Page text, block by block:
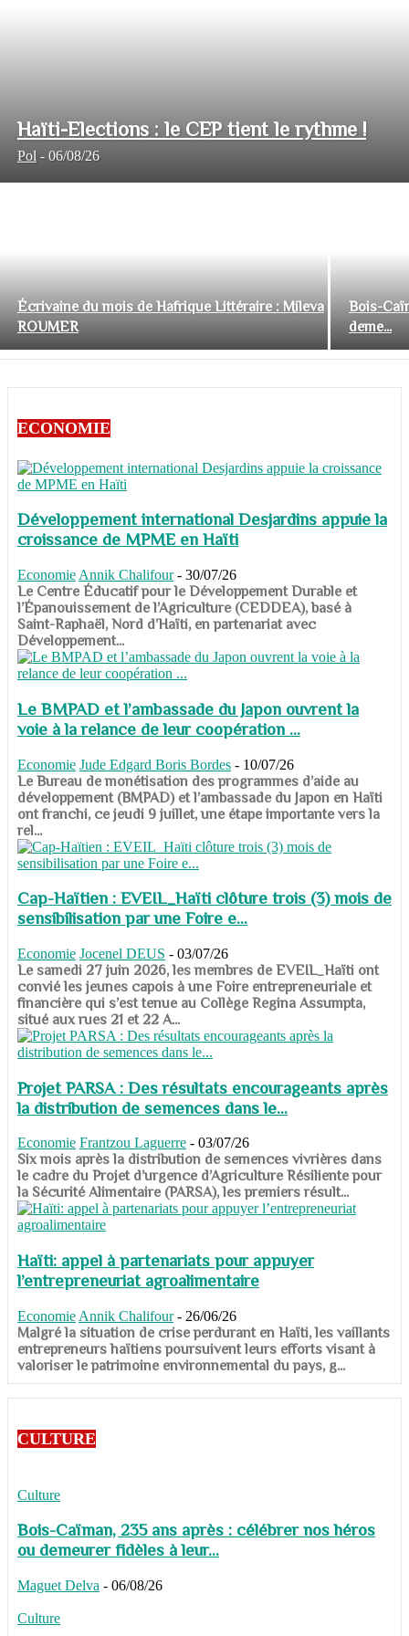
Haïti-Elections : le CEP tient le rythme !
Pol - 06/08/26
Écrivaine du mois de Hafrique Littéraire : Mileva
ROUMER
Bois-
deme...
ECONOMIE
Développement international Desjardins appuie la
croissance de MPME en Haïti
Economie Annik Chalifour - 30/07/26
​​​​​​​Le Centre Éducatif pour le Développement Durable et
l’Épanouissement de l’Agriculture (CEDDEA), basé à
Saint-Raphaël, Nord d’Haïti, en partenariat avec
Développement...
Le BMPAD et l’ambassade du Japon ouvrent la
voie à la relance de leur coopération ...
Economie Jude Edgard Boris Bordes - 10/07/26
​​​​​​​Le Bureau de monétisation des programmes d’aide au
développement (BMPAD) et l’ambassade du Japon en Haïti
ont franchi, ce jeudi 9 juillet, une étape importante vers la
rel...
Cap-Haïtien : EVEIL_Haïti clôture trois (3) mois de
sensibilisation par une Foire e...
Economie Jocenel DEUS - 03/07/26
Le samedi 27 juin 2026, les membres de EVEIL_Haïti ont
convié les jeunes capois à une Foire entrepreneuriale et
financière qui s’est tenue au Collège Regina Assumpta,
situé aux rues 21 et 22 A...
Projet PARSA : Des résultats encourageants après
la distribution de semences dans le...
Economie Frantzou Laguerre - 03/07/26
​​​​​​​Six mois après la distribution de semences vivrières dans
le cadre du Projet d’urgence d’Agriculture Résiliente pour
la Sécurité Alimentaire (PARSA), les premiers résult...
Haïti: appel à partenariats pour appuyer
l’entrepreneuriat agroalimentaire
Economie Annik Chalifour - 26/06/26
​​​​​​​Malgré la situation de crise perdurant en Haïti, les vaillants
entrepreneurs haïtiens poursuivent leurs efforts visant à
valoriser le patrimoine environnemental du pays, g...
CULTURE
Culture
Bois-Caïman, 235 ans après : célébrer nos héros
ou demeurer fidèles à leur...
Maguet Delva - 06/08/26
Culture